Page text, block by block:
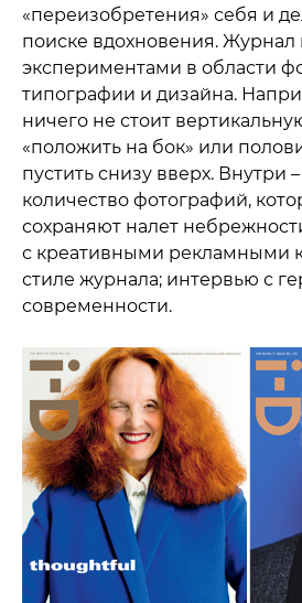
«переизобретения» себя и
поиске вдохновения. Журнал известен своими
экспериментами в области
типографии и дизайна. Например, для него
ничего не стоит вертикальную
«положить на бок» или
пустить снизу вверх. Внутри
количество фотографий, которые и по сей день
сохраняют налет небрежности и
с креативными рекламными
стиле журнала; интервью с героями
современности.